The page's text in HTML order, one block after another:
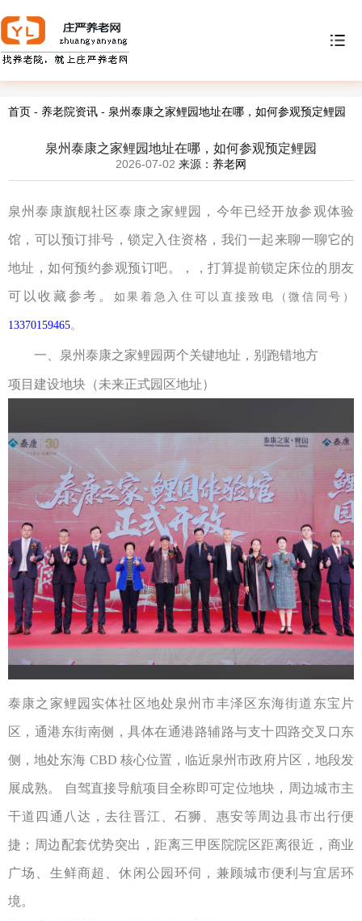
首页 - 养老院资讯 - 泉州泰康之家鲤园地址在哪，如何参观预定鲤园
泉州泰康之家鲤园地址在哪，如何参观预定鲤园
2026-07-02 来源： 养老网
泉州泰康旗舰社区泰康之家鲤园， 今年已经开放参观体验
馆，可以预订排号，锁定入住资格，我们一起来聊一聊它的
地址，如何预约参观预订吧。 ，，打算提前锁定床位的朋友
可以收藏参考。 如果着急入住可以直接致电 （微信同号 ）
13370159465。
一、 泉州泰康之家鲤园两个关键地址，别跑错地方
项目建设地块（未来正式园区地址）
泰康之家鲤园实体社区地处泉州市丰泽区东海街道东宝片
区，通港东街南侧，具体在通港路辅路与支十四路交叉口东
侧，地处东海 CBD 核心位置，临近泉州市政府片区，地段发
展成熟。 自驾直接导航项目全称即可定位地块，周边城市主
干道四通八达，去往晋江、石狮、惠安等周边县市出行便
捷；周边配套优势突出，距离三甲医院院区距离很近，商业
广场、生鲜商超、休闲公园环伺，兼顾城市便利与宜居环
境。